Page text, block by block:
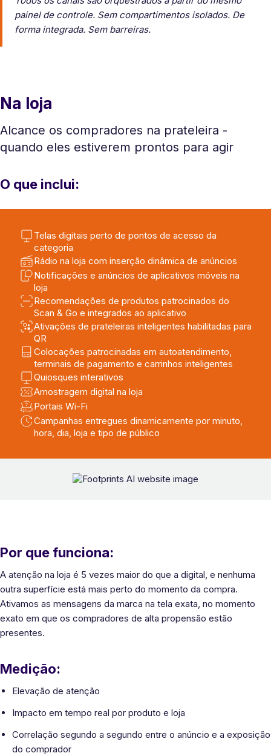
painel de controle. Sem compartimentos isolados. De
forma integrada. Sem barreiras.
Na loja
Alcance os compradores na prateleira -
quando eles estiverem prontos para agir
O que inclui:
Telas digitais perto de pontos de acesso da
categoria
Rádio na loja com inserção dinâmica de anúncios
Notificações e anúncios de aplicativos móveis na
loja
Recomendações de produtos patrocinados do
Scan & Go e integrados ao aplicativo
Ativações de prateleiras inteligentes habilitadas para
QR
Colocações patrocinadas em autoatendimento,
terminais de pagamento e carrinhos inteligentes
Quiosques interativos
Amostragem digital na loja
Portais Wi-Fi
Campanhas entregues dinamicamente por minuto,
hora, dia, loja e tipo de público
Por que funciona:
A atenção na loja é 5 vezes maior do que a digital, e nenhuma
outra superfície está mais perto do momento da compra.
Ativamos as mensagens da marca na tela exata, no momento
exato em que os compradores de alta propensão estão
presentes.
Medição:
Elevação de atenção
Impacto em tempo real por produto e loja
Correlação segundo a segundo entre o anúncio e a exposição
do comprador